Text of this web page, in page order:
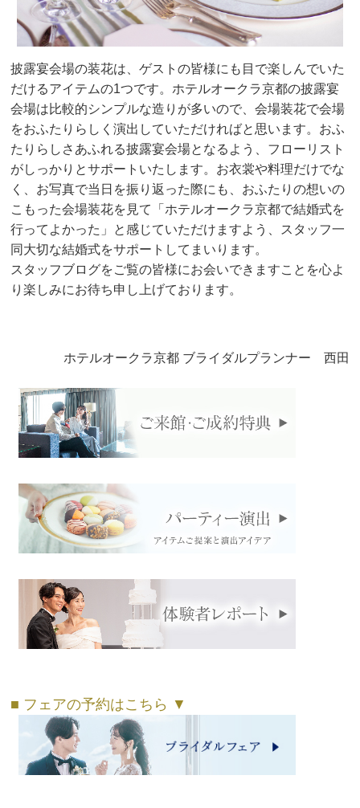
披露宴会場の装花は、ゲストの皆様にも目で楽しんでいた
だけるアイテムの1つです。ホテルオークラ京都の披露宴
会場は比較的シンプルな造りが多いので、会場装花で会場
をおふたりらしく演出していただければと思います。おふ
たりらしさあふれる披露宴会場となるよう、フローリスト
がしっかりとサポートいたします。お衣裳や料理だけでな
く、お写真で当日を振り返った際にも、おふたりの想いの
こもった会場装花を見て「ホテルオークラ京都で結婚式を
行ってよかった」と感じていただけますよう、スタッフ一
同大切な結婚式をサポートしてまいります。
スタッフブログをご覧の皆様にお会いできますことを心よ
り楽しみにお待ち申し上げております。
ホテルオークラ京都 ブライダルプランナー 西田
■ フェアの予約はこちら ▼